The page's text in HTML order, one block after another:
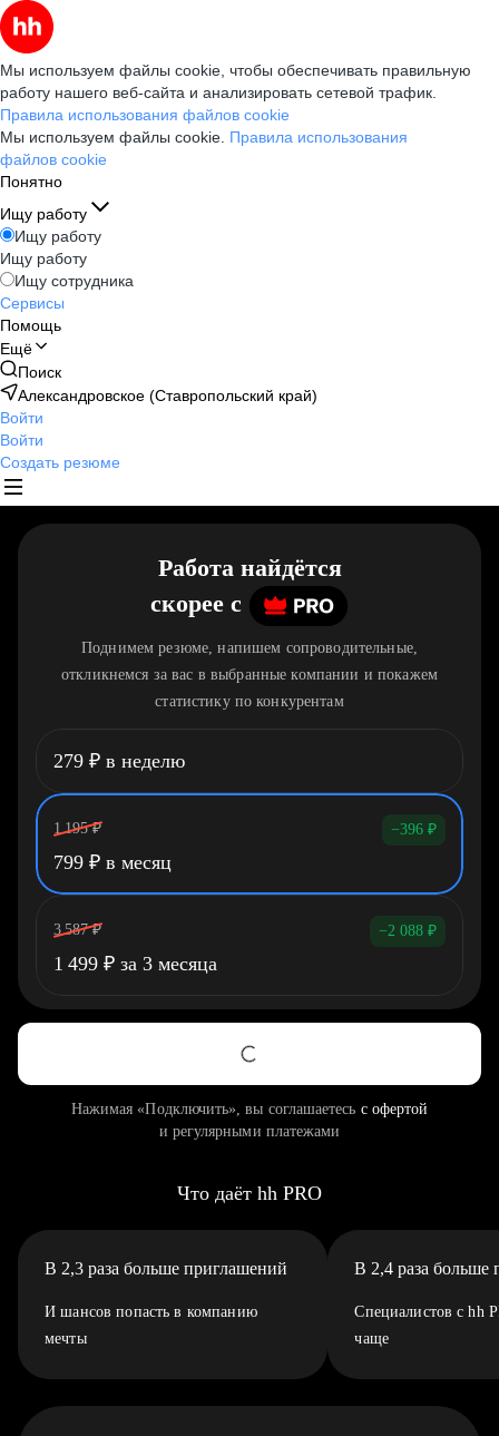
Мы используем файлы cookie, чтобы обеспечивать правильную
работу нашего веб-сайта и анализировать сетевой трафик.
Правила использования файлов cookie
Мы используем файлы cookie. Правила использования
файлов cookie
Понятно
Ищу работу
Ищу работу
Ищу работу
Ищу сотрудника
Сервисы
Помощь
Ещё
Поиск
Александровское (Ставропольский край)
Войти
Войти
Создать резюме
Работа найдётся
скорее c
Поднимем резюме, напишем сопроводительные,
откликнемся за вас в выбранные компании и покажем
статистику по конкурентам
279 ₽ в неделю
1 195 ₽ −396 ₽
799 ₽ в месяц
3 587 ₽ −2 088 ₽
1 499 ₽ за 3 месяца
Нажимая «Подключить», вы соглашаетесь с офертой
и регулярными платежами
Что даёт hh PRO
В 2,3 раза больше приглашений
И шансов попасть в компанию
мечты
В 2,4 раза больше
Специалистов с hh
чаще